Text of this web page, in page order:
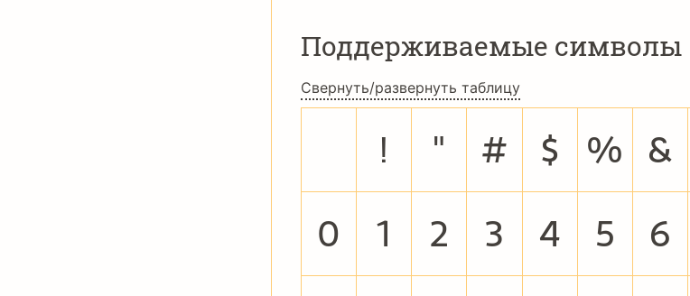
Поддерживаемые символы
Свернуть/развернуть таблицу
! " # $ % &
0
1 2 3 4 5 6